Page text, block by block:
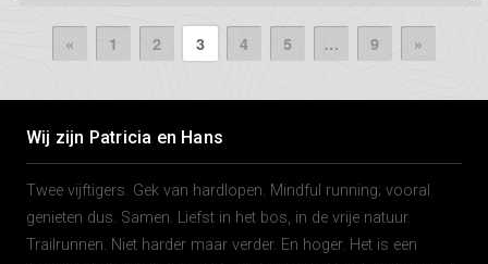
« 1 2 3 4 5 … 9 »
Wij zijn Patricia en Hans
Twee vijftigers. Gek van hardlopen. Mindful running; vooral
genieten dus. Samen. Liefst in het bos, in de vrije natuur.
Trailrunnen. Niet harder maar verder. En hoger. Het is een